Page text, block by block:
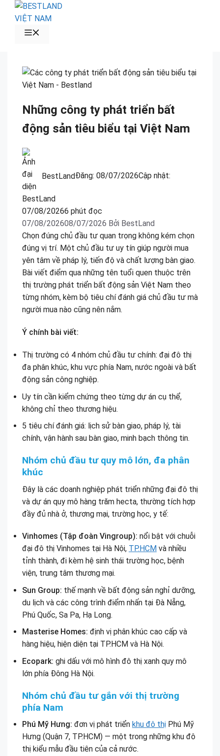
Chuyển
Những công ty phát triển bất
động sản tiêu biểu tại Việt Nam
BestLandĐăng: 08/07/2026Cập nhật:
07/08/20266 phút đọc
07/08/202608/07/2026 Bởi BestLand
Chọn đúng chủ đầu tư quan trọng không kém chọn
đúng vị trí. Một chủ đầu tư uy tín giúp người mua
yên tâm về pháp lý, tiến độ và chất lượng bàn giao.
Bài viết điểm qua những tên tuổi quen thuộc trên
thị trường phát triển bất động sản Việt Nam theo
từng nhóm, kèm bộ tiêu chí đánh giá chủ đầu tư mà
người mua nào cũng nên nắm.
Ý chính bài viết:
Thị trường có 4 nhóm chủ đầu tư chính: đại đô thị
đa phân khúc, khu vực phía Nam, nước ngoài và bất
động sản công nghiệp.
Uy tín cần kiểm chứng theo từng dự án cụ thể,
không chỉ theo thương hiệu.
5 tiêu chí đánh giá: lịch sử bàn giao, pháp lý, tài
chính, vận hành sau bàn giao, minh bạch thông tin.
Nhóm chủ đầu tư quy mô lớn, đa phân
khúc
Đây là các doanh nghiệp phát triển những đại đô thị
và dự án quy mô hàng trăm hecta, thường tích hợp
đầy đủ nhà ở, thương mại, trường học, y tế:
Vinhomes (Tập đoàn Vingroup): nổi bật với chuỗi
đại đô thị Vinhomes tại Hà Nội, TP.HCM và nhiều
tỉnh thành, đi kèm hệ sinh thái trường học, bệnh
viện, trung tâm thương mại.
Sun Group: thế mạnh về bất động sản nghỉ dưỡng,
du lịch và các công trình điểm nhấn tại Đà Nẵng,
Phú Quốc, Sa Pa, Hạ Long.
Masterise Homes: định vị phân khúc cao cấp và
hàng hiệu, hiện diện tại TP.HCM và Hà Nội.
Ecopark: ghi dấu với mô hình đô thị xanh quy mô
lớn phía Đông Hà Nội.
Nhóm chủ đầu tư gắn với thị trường
phía Nam
Phú Mỹ Hưng: đơn vị phát triển khu đô thị Phú Mỹ
Hưng (Quận 7, TP.HCM) — một trong những khu đô
thị kiểu mẫu đầu tiên của cả nước.